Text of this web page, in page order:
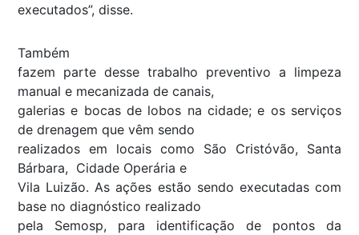
executados”, disse.
Também
fazem parte desse trabalho preventivo a limpeza
manual e mecanizada de canais,
galerias e bocas de lobos na cidade; e os serviços
de drenagem que vêm sendo
realizados em locais como São Cristóvão, Santa
Bárbara, Cidade Operária e
Vila Luizão. As ações estão sendo executadas com
base no diagnóstico realizado
pela Semosp, para identificação de pontos da